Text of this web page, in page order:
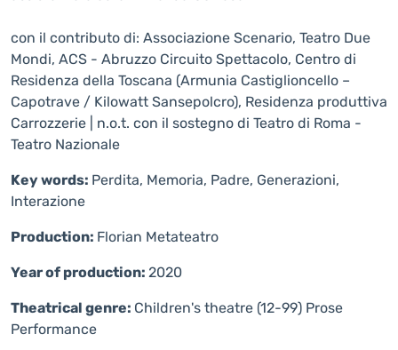
con il contributo di: Associazione Scenario, Teatro Due
Mondi, ACS - Abruzzo Circuito Spettacolo, Centro di
Residenza della Toscana (Armunia Castiglioncello –
Capotrave / Kilowatt Sansepolcro), Residenza produttiva
Carrozzerie | n.o.t. con il sostegno di Teatro di Roma -
Teatro Nazionale
Key words: Perdita, Memoria, Padre, Generazioni,
Interazione
Production: Florian Metateatro
Year of production: 2020
Theatrical genre: Children's theatre (12-99) Prose
Performance